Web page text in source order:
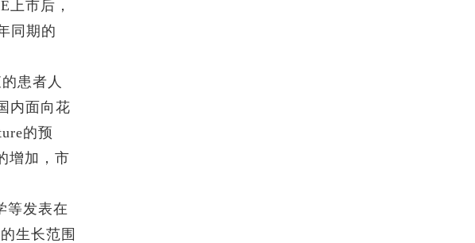
上市后，
同期的
患者人
内面向花
的预
增加，市
等发表在
生长范围